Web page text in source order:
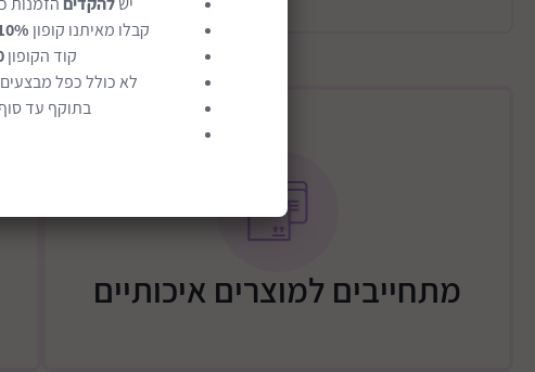
מתחייבים למוצרים איכותיים
קבלו מאיתנו קופון 10%
קוד הקופון
לא כולל כפל
בתוקף עד סוף